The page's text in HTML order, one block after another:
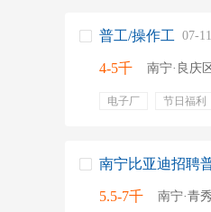
普工/操作工 07-
4-5千 南宁·良庆
电子厂 节日福利
南宁比亚迪招聘
5.5-7千 南宁·青